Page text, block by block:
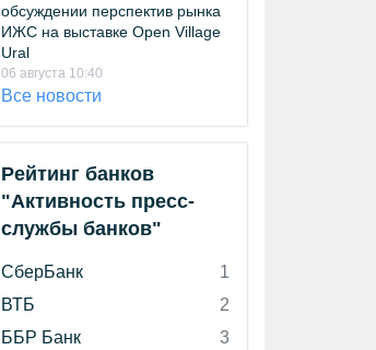
обсуждении перспектив рынка
ИЖС на выставке Open Village
Ural
06 августа 10:40
Все новости
Рейтинг банков
"Активность пресс-
службы банков"
СберБанк
1
ВТБ
2
ББР Банк
3